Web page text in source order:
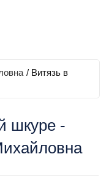
/ Витязь в
шкуре -